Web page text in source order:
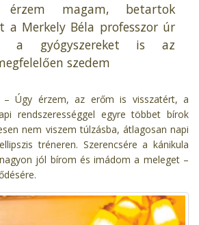
magam, betartok
a Merkely Béla professzor úr
a gyógyszereket is az
szedem
Úgy érzem, az erőm is visszatért, a
rendszerességgel egyre többet bírok
nem viszem túlzásba, átlagosan napi
tréneren. Szerencsére a kánikula
jól bírom és imádom a meleget –